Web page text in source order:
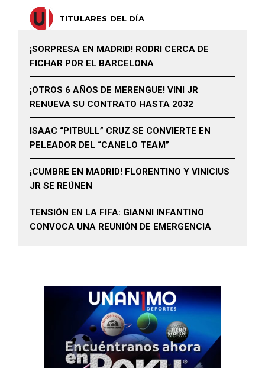
TITULARES DEL DÍA
¡SORPRESA EN MADRID! RODRI CERCA DE
FICHAR POR EL BARCELONA
¡OTROS 6 AÑOS DE MERENGUE! VINI JR
RENUEVA SU CONTRATO HASTA 2032
ISAAC “PITBULL” CRUZ SE CONVIERTE EN
PELEADOR DEL “CANELO TEAM”
¡CUMBRE EN MADRID! FLORENTINO Y VINICIUS
JR SE REÚNEN
TENSIÓN EN LA FIFA: GIANNI INFANTINO
CONVOCA UNA REUNIÓN DE EMERGENCIA